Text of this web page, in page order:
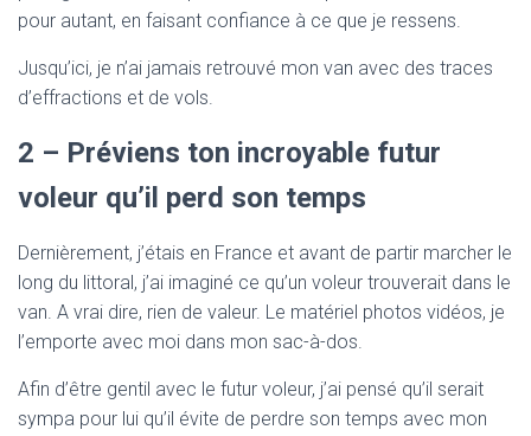
pour autant, en faisant confiance à ce que je ressens.
Jusqu’ici, je n’ai jamais retrouvé mon van avec des traces
d’effractions et de vols.
2 – Préviens ton incroyable futur
voleur qu’il perd son temps
Dernièrement, j’étais en France et avant de partir marcher le
long du littoral, j’ai imaginé ce qu’un voleur trouverait dans le
van. A vrai dire, rien de valeur. Le matériel photos vidéos, je
l’emporte avec moi dans mon sac-à-dos.
Afin d’être gentil avec le futur voleur, j’ai pensé qu’il serait
sympa pour lui qu’il évite de perdre son temps avec mon